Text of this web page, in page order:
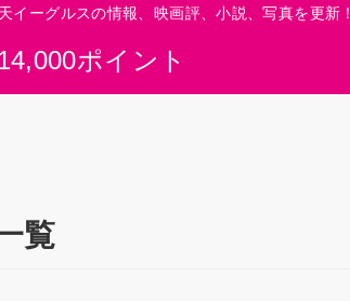
ポイント
ーグルスの情報、映画評、小説、写真を更新！
覧